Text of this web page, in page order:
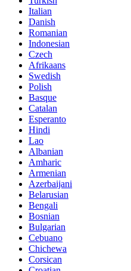
Italian
Danish
Romanian
Indonesian
Czech
Afrikaans
Swedish
Polish
Basque
Catalan
Esperanto
Hindi
Lao
Albanian
Amharic
Armenian
Azerbaijani
Belarusian
Bengali
Bosnian
Bulgarian
Cebuano
Chichewa
Corsican